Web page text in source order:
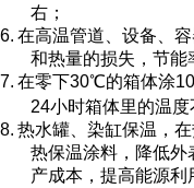
右；
6. 在高温管道、设备、
和热量的损失，节能
7. 在零下30℃的箱体涂
24小时箱体里的温度
8. 热水罐、染缸保温，
热保温涂料，降低外
产成本，提高能源利